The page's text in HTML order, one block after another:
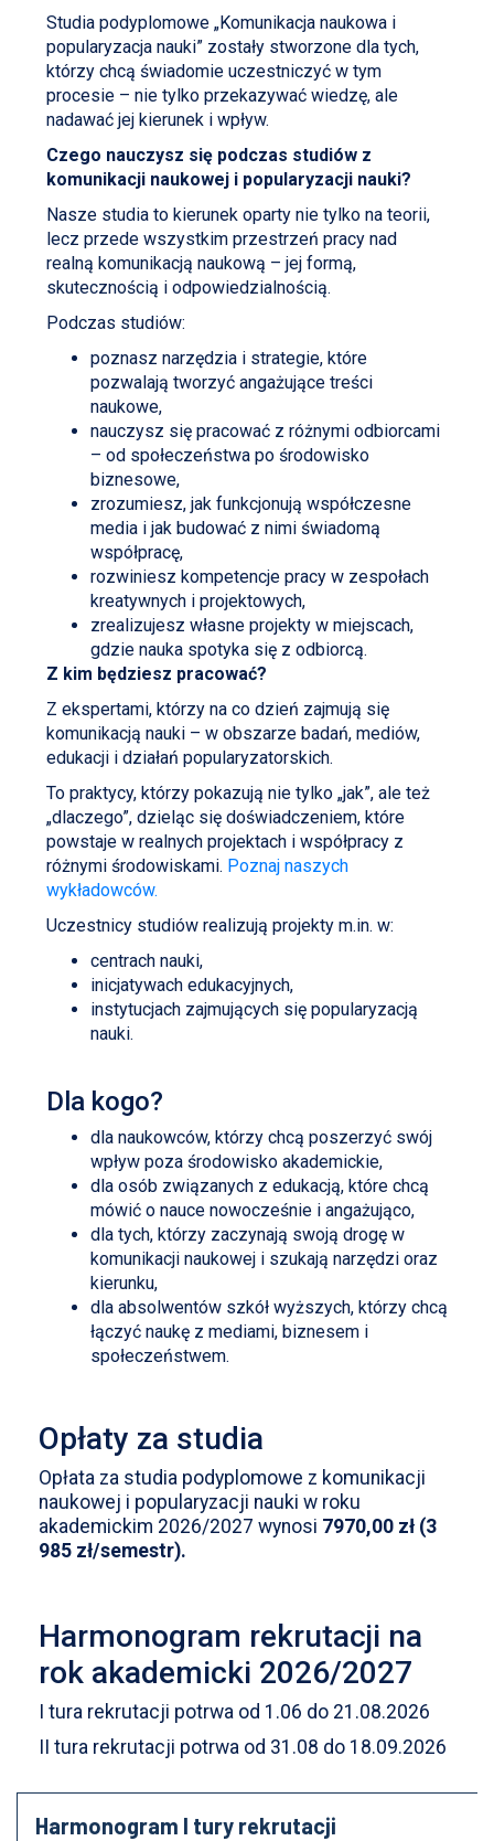
Studia podyplomowe „Komunikacja naukowa i
popularyzacja nauki” zostały stworzone dla tych,
którzy chcą świadomie uczestniczyć w tym
procesie – nie tylko przekazywać wiedzę, ale
nadawać jej kierunek i wpływ.
Czego nauczysz się podczas studiów z
komunikacji naukowej i popularyzacji nauki?
Nasze studia to kierunek oparty nie tylko na teorii,
lecz przede wszystkim przestrzeń pracy nad
realną komunikacją naukową – jej formą,
skutecznością i odpowiedzialnością.
Podczas studiów:
poznasz narzędzia i strategie, które
pozwalają tworzyć angażujące treści
naukowe,
nauczysz się pracować z różnymi odbiorcami
– od społeczeństwa po środowisko
biznesowe,
zrozumiesz, jak funkcjonują współczesne
media i jak budować z nimi świadomą
współpracę,
rozwiniesz kompetencje pracy w zespołach
kreatywnych i projektowych,
zrealizujesz własne projekty w miejscach,
gdzie nauka spotyka się z odbiorcą.
Z kim będziesz pracować?
Z ekspertami, którzy na co dzień zajmują się
komunikacją nauki – w obszarze badań, mediów,
edukacji i działań popularyzatorskich.
To praktycy, którzy pokazują nie tylko „jak”, ale też
„dlaczego”, dzieląc się doświadczeniem, które
powstaje w realnych projektach i współpracy z
różnymi środowiskami. Poznaj naszych
wykładowców.
Uczestnicy studiów realizują projekty m.in. w:
centrach nauki,
inicjatywach edukacyjnych,
instytucjach zajmujących się popularyzacją
nauki.
Dla kogo?
dla naukowców, którzy chcą poszerzyć swój
wpływ poza środowisko akademickie,
dla osób związanych z edukacją, które chcą
mówić o nauce nowocześnie i angażująco,
dla tych, którzy zaczynają swoją drogę w
komunikacji naukowej i szukają narzędzi oraz
kierunku,
dla absolwentów szkół wyższych, którzy chcą
łączyć naukę z mediami, biznesem i
społeczeństwem.
Opłaty za studia
Opłata za studia podyplomowe z komunikacji
naukowej i popularyzacji nauki w roku
akademickim 2026/2027 wynosi 7970,00 zł (3
985 zł/semestr).
Harmonogram rekrutacji na
rok akademicki 2026/2027
I tura rekrutacji potrwa od 1.06 do 21.08.2026
II tura rekrutacji potrwa od 31.08 do 18.09.2026
Harmonogram I tury rekrutacji